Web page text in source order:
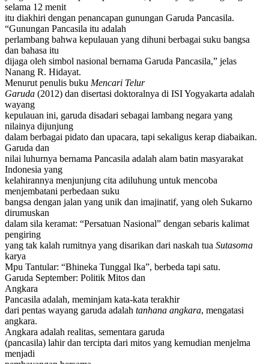
selama 12 menit
itu diakhiri dengan penancapan gunungan Garuda Pancasila.
“Gunungan Pancasila itu adalah
perlambang bahwa kepulauan yang dihuni berbagai suku bangsa
dan bahasa itu
dijaga oleh simbol nasional bernama Garuda Pancasila,” jelas
Nanang R. Hidayat.
Menurut penulis buku Mencari Telur
Garuda (2012) dan disertasi doktoralnya di ISI Yogyakarta adalah
wayang
kepulauan ini, garuda disadari sebagai lambang negara yang
nilainya dijunjung
dalam berbagai pidato dan upacara, tapi sekaligus kerap diabaikan.
Garuda dan
nilai luhurnya bernama Pancasila adalah alam batin masyarakat
Indonesia yang
kelahirannya menjunjung cita adiluhung untuk mencoba
menjembatani perbedaan suku
bangsa dengan jalan yang unik dan imajinatif, yang oleh Sukarno
dirumuskan
dalam sila keramat: “Persatuan Nasional” dengan sebaris kalimat
pengiring
yang tak kalah rumitnya yang disarikan dari naskah tua Sutasoma
karya
Mpu Tantular: “Bhineka Tunggal Ika”, berbeda tapi satu.
Garuda September: Politik Mitos dan
Angkara
Pancasila adalah, meminjam kata-kata terakhir
dari pentas wayang garuda adalah tanhana angkara, mengatasi
angkara.
Angkara adalah realitas, sementara garuda
(pancasila) lahir dan tercipta dari mitos yang kemudian menjelma
menjadi